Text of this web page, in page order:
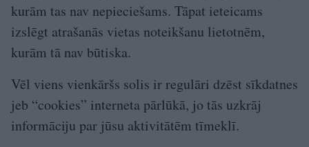
kurām tas nav nepieciešams. Tāpat ieteicams
izslēgt atrašanās vietas noteikšanu lietotnēm,
kurām tā nav būtiska.
Vēl viens vienkāršs solis ir regulāri dzēst sīkdatnes
jeb “cookies” interneta pārlūkā, jo tās uzkrāj
informāciju par jūsu aktivitātēm tīmeklī.